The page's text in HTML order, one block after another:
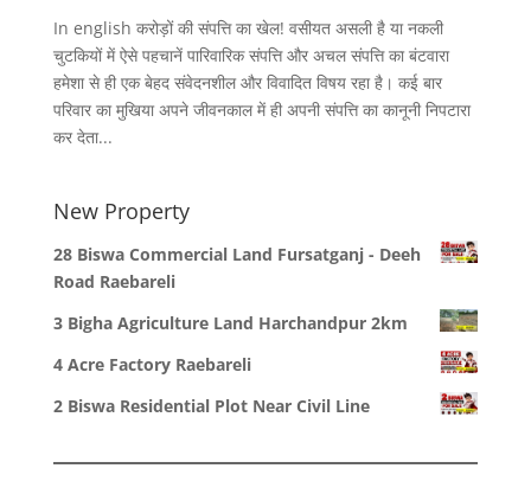
In english करोड़ों की संपत्ति का खेल! वसीयत असली है या नकली
चुटकियों में ऐसे पहचानें पारिवारिक संपत्ति और अचल संपत्ति का बंटवारा
हमेशा से ही एक बेहद संवेदनशील और विवादित विषय रहा है। कई बार
परिवार का मुखिया अपने जीवनकाल में ही अपनी संपत्ति का कानूनी निपटारा
कर देता...
New Property
28 Biswa Commercial Land Fursatganj - Deeh
Road Raebareli
3 Bigha Agriculture Land Harchandpur 2km
4 Acre Factory Raebareli
2 Biswa Residential Plot Near Civil Line